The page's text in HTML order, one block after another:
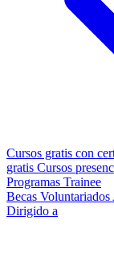
Cursos gratis con
gratis Cursos
Programas Trainee
Becas Voluntariados
Dirigido a